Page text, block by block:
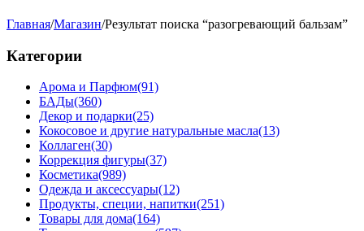
Главная/Магазин/Результат поиска “разогревающий бальзам”
Категории
Арома и Парфюм(91)
БАДы(360)
Декор и подарки(25)
Кокосовое и другие натуральные масла(13)
Коллаген(30)
Коррекция фигуры(37)
Косметика(989)
Одежда и аксессуары(12)
Продукты, специи, напитки(251)
Товары для дома(164)